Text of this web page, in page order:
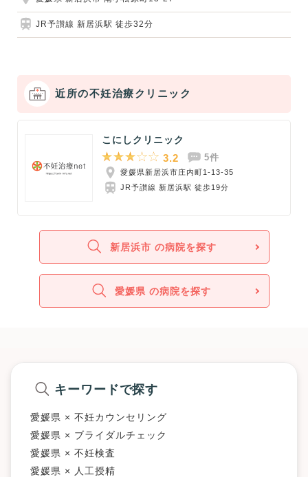
JR予讃線 新居浜駅 徒歩32分
近所の不妊治療クリニック
こにしクリニック
3.2 5件
愛媛県新居浜市庄内町1-13-35
JR予讃線 新居浜駅 徒歩19分
新居浜市 の病院を探す
愛媛県 の病院を探す
キーワードで探す
愛媛県 × 不妊カウンセリング
愛媛県 × ブライダルチェック
愛媛県 × 不妊検査
愛媛県 × 人工授精